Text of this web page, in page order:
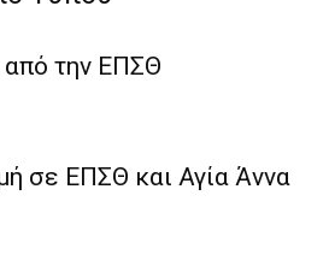
την ΕΠΣΘ
σε ΕΠΣΘ και Αγία Άννα